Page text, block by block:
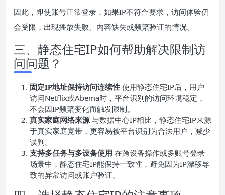
因此，即使账号正常登录，如果IP不符合要求，访问体验仍
会受限，出现播放失败、内容缺失或频繁验证的情况。
三、静态住宅IP如何帮助解决限制访
问问题？
固定IP地址保持访问连续性 使用静态住宅IP后，用户
访问Netflix或Abema时，平台识别的访问环境稳定，
不会因IP频繁变化而触发限制。
真实家庭网络来源与数据中心IP相比，静态住宅IP来源
于真实家庭宽带，更容易被平台识别为合法用户，减少
误判。
支持多任务与多设备使用 在跨设备操作或多账号登录
场景中，静态住宅IP能保持一致性，避免因为IP漂移导
致的异常访问或账户验证。